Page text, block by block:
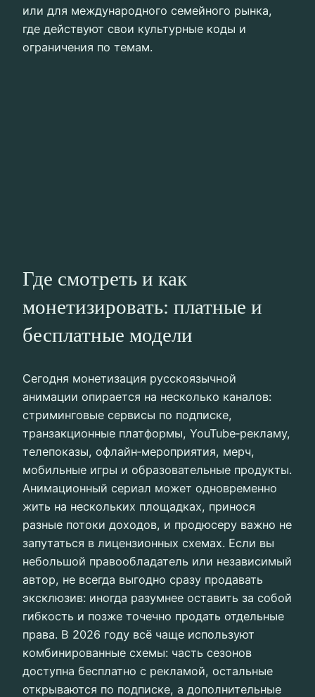
или для международного семейного рынка,
где действуют свои культурные коды и
ограничения по темам.
Где смотреть и как
монетизировать: платные и
бесплатные модели
Сегодня монетизация русскоязычной
анимации опирается на несколько каналов:
стриминговые сервисы по подписке,
транзакционные платформы, YouTube‑рекламу,
телепоказы, офлайн‑мероприятия, мерч,
мобильные игры и образовательные продукты.
Анимационный сериал может одновременно
жить на нескольких площадках, принося
разные потоки доходов, и продюсеру важно не
запутаться в лицензионных схемах. Если вы
небольшой правообладатель или независимый
автор, не всегда выгодно сразу продавать
эксклюзив: иногда разумнее оставить за собой
гибкость и позже точечно продать отдельные
права. В 2026 году всё чаще используют
комбинированные схемы: часть сезонов
доступна бесплатно с рекламой, остальные
открываются по подписке, а дополнительные